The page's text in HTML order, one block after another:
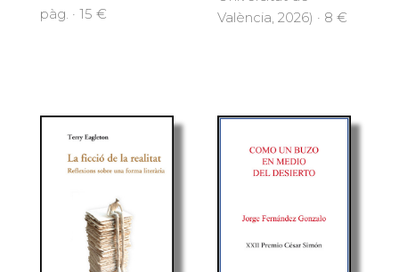
pàg. · 15 €
València, 2026) · 8 €